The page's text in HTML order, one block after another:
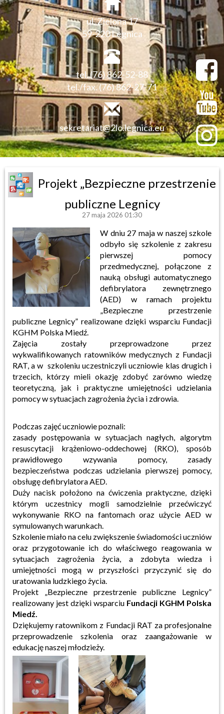
ul. Zielona 17
59-220 Legnica
tel. (76) 862-52-88
tel./fax. (76) 862-27-71
sekretariat@2lo.legnica.eu
Projekt „Bezpieczne przestrzenie
publiczne Legnicy
27 maja 2026 01:30
W dniu 27 maja w naszej szkole
odbyło się szkolenie z zakresu
pierwszej pomocy
przedmedycznej, połączone z
nauką obsługi automatycznego
defibrylatora zewnętrznego
(AED) w ramach projektu
„Bezpieczne przestrzenie
publiczne Legnicy” realizowane dzięki wsparciu Fundacji
KGHM Polska Miedź.
Zajęcia zostały przeprowadzone przez
wykwalifikowanych ratowników medycznych z Fundacji
RAT, a w szkoleniu uczestniczyli uczniowie klas drugich i
trzecich, którzy mieli okazję zdobyć zarówno wiedzę
teoretyczną, jak i praktyczne umiejętności udzielania
pomocy w sytuacjach zagrożenia życia i zdrowia.
Podczas zajęć uczniowie poznali:
zasady postępowania w sytuacjach nagłych, algorytm
resuscytacji krążeniowo-oddechowej (RKO), sposób
prawidłowego wzywania pomocy, zasady
bezpieczeństwa podczas udzielania pierwszej pomocy,
obsługę defibrylatora AED.
Duży nacisk położono na ćwiczenia praktyczne, dzięki
którym uczestnicy mogli samodzielnie przećwiczyć
wykonywanie RKO na fantomach oraz użycie AED w
symulowanych warunkach.
Szkolenie miało na celu zwiększenie świadomości uczniów
oraz przygotowanie ich do właściwego reagowania w
sytuacjach zagrożenia życia, a zdobyta wiedza i
umiejętności mogą w przyszłości przyczynić się do
uratowania ludzkiego życia.
Projekt „Bezpieczne przestrzenie publiczne Legnicy”
realizowany jest dzięki wsparciu Fundacji KGHM Polska
Miedź.
Dziękujemy ratownikom z Fundacji RAT za profesjonalne
przeprowadzenie szkolenia oraz zaangażowanie w
edukację naszej młodzieży.